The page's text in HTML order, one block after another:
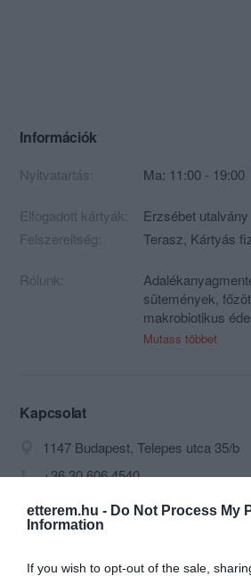
etterem.hu - Do Not Process My
Information
If you wish to opt-out of the sale,
Információk
Nyitvatartás: Ma: 11:00 - 19:00
Elfogadott kártyák:
Erzsébet utalvány
Felszereltség:
Terasz, Kártyás
Rólunk:
sütemények,
makrobiotikus
gluténmentes és
Mutass többet
Kapcsolat
1147 Budapest, Telepes utca 35/b
+36 30 606 4540
pelikancukraszda@t-online.hu
http://www.pelikanfagyizo.hu/